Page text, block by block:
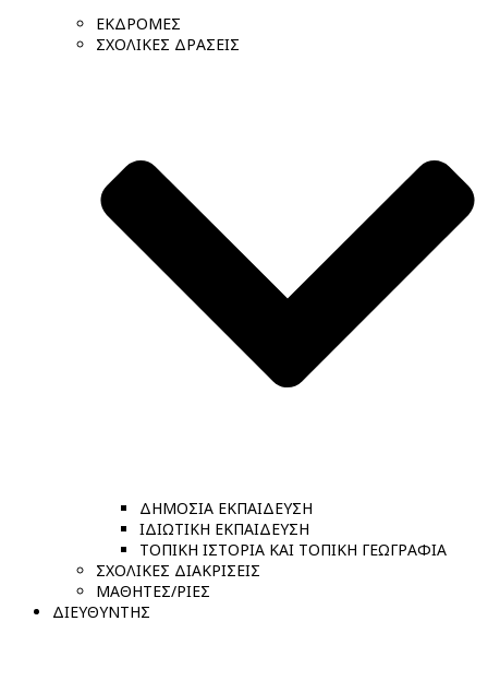
ΕΚΔΡΟΜΕΣ
ΣΧΟΛΙΚΕΣ ΔΡΑΣΕΙΣ
ΔΗΜΟΣΙΑ ΕΚΠΑΙΔΕΥΣΗ
ΙΔΙΩΤΙΚΗ ΕΚΠΑΙΔΕΥΣΗ
ΤΟΠΙΚΗ ΙΣΤΟΡΙΑ ΚΑΙ ΤΟΠΙΚΗ ΓΕΩΓΡΑΦΙΑ
ΣΧΟΛΙΚΕΣ ΔΙΑΚΡΙΣΕΙΣ
ΜΑΘΗΤΕΣ/ΡΙΕΣ
ΔΙΕΥΘΥΝΤΗΣ